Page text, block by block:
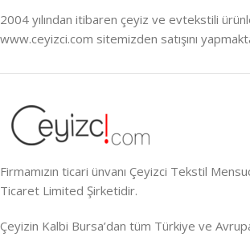
2004 yılından itibaren çeyiz ve evtekstili
www.ceyizci.com sitemizden satışını
Firmamızın ticari ünvanı Çeyizci Tekstil
Ticaret Limited Şirketidir.
Çeyizin Kalbi Bursa’dan tüm Türkiye ve